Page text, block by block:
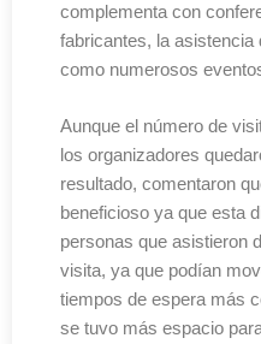
complementa con
fabricantes, la
como numerosos
Aunque el número de
los organizadores
resultado, comentaron
beneficioso ya que esta
personas que asistieron
visita, ya que podían
tiempos de espera más
se tuvo más espacio